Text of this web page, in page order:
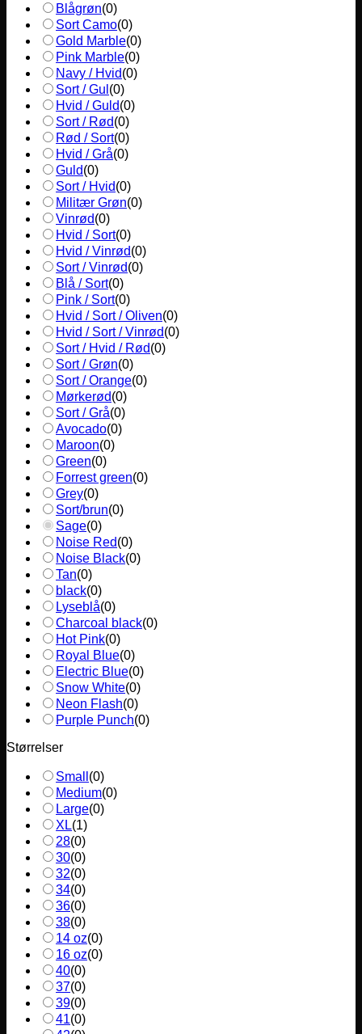
Blågrøn(0)
Sort Camo(0)
Gold Marble(0)
Pink Marble(0)
Navy / Hvid(0)
Sort / Gul (0)
Hvid / Guld(0)
Sort / Rød(0)
Rød / Sort(0)
Hvid / Grå(0)
Guld(0)
Sort / Hvid(0)
Militær Grøn(0)
Vinrød(0)
Hvid / Sort(0)
Hvid / Vinrød(0)
Sort / Vinrød(0)
Blå / Sort(0)
Pink / Sort(0)
Hvid / Sort / Oliven(0)
Hvid / Sort / Vinrød(0)
Sort / Hvid / Rød(0)
Sort / Grøn(0)
Sort / Orange(0)
Mørkerød(0)
Sort / Grå(0)
Avocado(0)
Maroon(0)
Green(0)
Forrest green(0)
Grey(0)
Sort/brun(0)
Sage(0)
Noise Red(0)
Noise Black(0)
Tan(0)
black(0)
Lyseblå(0)
Charcoal black(0)
Hot Pink(0)
Royal Blue(0)
Electric Blue(0)
Snow White(0)
Neon Flash(0)
Purple Punch(0)
Størrelser
Small (0)
Medium(0)
Large(0)
XL(1)
28(0)
30(0)
32(0)
34(0)
36(0)
38(0)
14 oz(0)
16 oz(0)
40(0)
37(0)
39(0)
41(0)